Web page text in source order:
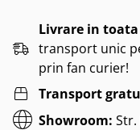
Livrare in
transport unic
prin fan curier!
Transport
Showroom: Str.